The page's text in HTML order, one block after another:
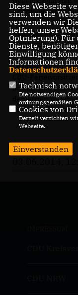
Wessel in ihren
wiedergewählt
Wolffgang. Als
Fraktionsvorstand
CDU-
Schulte und
der letzten
Diese Webseite
sind, um die
verwenden wir
helfen, unser
Optmierung). Für
Dienste,
Einwilligung
Informationen
Technisch
Die notwendigen
ordnungsgemäßen
Cookies von
Derzeit verzichten
Webseite.
Einverstanden